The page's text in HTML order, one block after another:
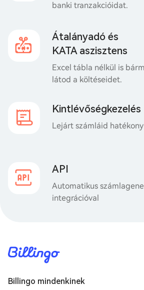
banki tranzakcióidat.
Átalányadó és
KATA aszisztens
Excel tábla nélkül is
látod a költéseidet.
Kintlévőségkezelés
Lejárt számláid
API
Automatikus
integrációval
Billingo mindenkinek